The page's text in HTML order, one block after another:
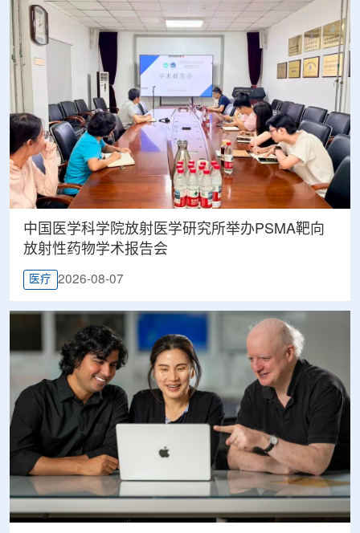
中国医学科学院放射医学研究所举办PSMA靶向
放射性药物学术报告会
医疗 2026-08-07